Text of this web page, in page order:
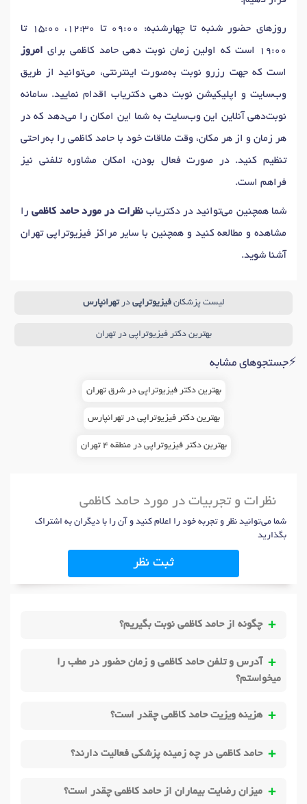
روزهای حضور شنبه تا چهارشنبه: 09:00 تا 12:30، 15:00 تا
19:00 است که اولین زمان نوبت دهی حامد کاظمی برای
امروز
است که جهت رزرو نوبت به‌صورت اینترنتی، می‌توانید از طریق
وب‌سایت و اپلیکیشن نوبت دهی دکتریاب اقدام نمایید. سامانه
نوبت‌دهی آنلاین این وب‌سایت به شما این امکان را می‌دهد که در
هر زمان و از هر مکان، وقت ملاقات خود با حامد کاظمی را به‌راحتی
تنظیم کنید. در صورت فعال بودن، امکان مشاوره تلفنی نیز
فراهم است.
شما همچنین می‌توانید در دکتریابنظرات در مورد حامد کاظمیرا
مشاهده و مطالعه کنید و همچنین با سایر مراکز فیزیوتراپی تهران
آشنا شوید.
لیست پزشکانفیزیوتراپی درتهرانپارس
بهترین دکتر فیزیوتراپی در تهران
⚡جستجوهای مشابه
بهترین دکتر فیزیوتراپی در شرق تهران
بهترین دکتر فیزیوتراپی در تهرانپارس
بهترین دکتر فیزیوتراپی در منطقه 4 تهران
نظرات و تجربیات در مورد حامد کاظمی
شما می‌توانید نظر و تجربه خود را اعلام کنید و آن را با دیگران به اشتراک
بگذارید
ثبت نظر
چگونه از حامد کاظمی نوبت بگیریم؟
آدرس و تلفن حامد کاظمی و زمان حضور در مطب را
میخواستم؟
هزینه ویزیت حامد کاظمی چقدر است؟
حامد کاظمی در چه زمینه پزشکی فعالیت دارند؟
میزان رضایت بیماران از حامد کاظمی چقدر است؟